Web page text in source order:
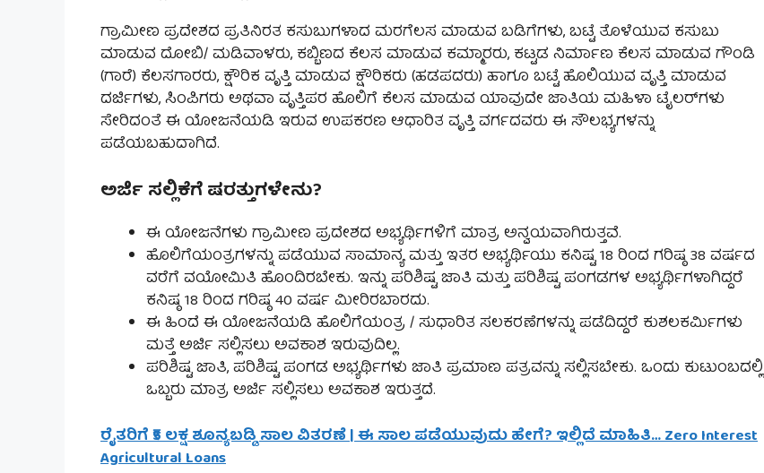
ಗ್ರಾಮೀಣ ಪ್ರದೇಶದ ಪ್ರತಿನಿರತ ಕಸುಬುಗಳಾದ ಮರಗೆಲಸ ಮಾಡುವ ಬಡಿಗೆಗಳು, ಬಟ್ಟೆ ತೊಳೆಯುವ ಕಸುಬು
ಮಾಡುವ ದೋಬಿ/ ಮಡಿವಾಳರು, ಕಬ್ಬಿಣದ ಕೆಲಸ ಮಾಡುವ ಕಮ್ಮಾರರು, ಕಟ್ಟಡ ನಿರ್ಮಾಣ ಕೆಲಸ ಮಾಡುವ ಗೌಂಡಿ
(ಗಾರೆ) ಕೆಲಸಗಾರರು, ಕ್ಷೌರಿಕ ವೃತ್ತಿ ಮಾಡುವ ಕ್ಷೌರಿಕರು (ಹಡಪದರು) ಹಾಗೂ ಬಟ್ಟೆ ಹೊಲಿಯುವ ವೃತ್ತಿ ಮಾಡುವ
ದರ್ಜಿಗಳು, ಸಿಂಪಿಗರು ಅಥವಾ ವೃತ್ತಿಪರ ಹೊಲಿಗೆ ಕೆಲಸ ಮಾಡುವ ಯಾವುದೇ ಜಾತಿಯ ಮಹಿಳಾ ಟೈಲರ್‌ಗಳು
ಸೇರಿದಂತೆ ಈ ಯೋಜನೆಯಡಿ ಇರುವ ಉಪಕರಣ ಆಧಾರಿತ ವೃತ್ತಿ ವರ್ಗದವರು ಈ ಸೌಲಭ್ಯಗಳನ್ನು
ಪಡೆಯಬಹುದಾಗಿದೆ.
ಅರ್ಜಿ ಸಲ್ಲಿಕೆಗೆ ಷರತ್ತುಗಳೇನು?
ಈ ಯೋಜನೆಗಳು ಗ್ರಾಮೀಣ ಪ್ರದೇಶದ ಅಭ್ಯರ್ಥಿಗಳಿಗೆ ಮಾತ್ರ ಅನ್ವಯವಾಗಿರುತ್ತವೆ.
ಹೊಲಿಗೆಯಂತ್ರಗಳನ್ನು ಪಡೆಯುವ ಸಾಮಾನ್ಯ ಮತ್ತು ಇತರ ಅಭ್ಯರ್ಥಿಯು ಕನಿಷ್ಟ 18 ರಿಂದ ಗರಿಷ್ಠ 38 ವರ್ಷದ
ವರೆಗೆ ವಯೋಮಿತಿ ಹೊಂದಿರಬೇಕು. ಇನ್ನು ಪರಿಶಿಷ್ಟ ಜಾತಿ ಮತ್ತು ಪರಿಶಿಷ್ಟ ಪಂಗಡಗಳ ಅಭ್ಯರ್ಥಿಗಳಾಗಿದ್ದರೆ
ಕನಿಷ್ಠ 18 ರಿಂದ ಗರಿಷ್ಠ 40 ವರ್ಷ ಮೀರಿರಬಾರದು.
ಈ ಹಿಂದೆ ಈ ಯೋಜನೆಯಡಿ ಹೊಲಿಗೆಯಂತ್ರ / ಸುಧಾರಿತ ಸಲಕರಣೆಗಳನ್ನು ಪಡೆದಿದ್ದರೆ ಕುಶಲಕರ್ಮಿಗಳು
ಮತ್ತೆ ಅರ್ಜಿ ಸಲ್ಲಿಸಲು ಅವಕಾಶ ಇರುವುದಿಲ್ಲ.
ಪರಿಶಿಷ್ಟ ಜಾತಿ, ಪರಿಶಿಷ್ಟ ಪಂಗಡ ಅಭ್ಯರ್ಥಿಗಳು ಜಾತಿ ಪ್ರಮಾಣ ಪತ್ರವನ್ನು ಸಲ್ಲಿಸಬೇಕು. ಒಂದು ಕುಟುಂಬದಲ್ಲಿ
ಒಬ್ಬರು ಮಾತ್ರ ಅರ್ಜಿ ಸಲ್ಲಿಸಲು ಅವಕಾಶ ಇರುತ್ತದೆ.
ರೈತರಿಗೆ ₹5 ಲಕ್ಷ ಶೂನ್ಯಬಡ್ಡಿ ಸಾಲ ವಿತರಣೆ | ಈ ಸಾಲ ಪಡೆಯುವುದು ಹೇಗೆ? ಇಲ್ಲಿದೆ ಮಾಹಿತಿ… Zero Interest
Agricultural Loans